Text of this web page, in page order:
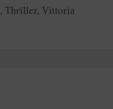
,Thriller, Vittoria